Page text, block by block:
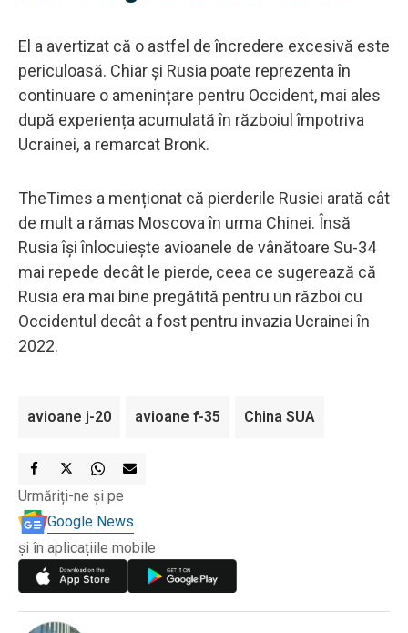
El a avertizat că o astfel de încredere excesivă este
periculoasă. Chiar și Rusia poate reprezenta în
continuare o amenințare pentru Occident, mai ales
după experiența acumulată în războiul împotriva
Ucrainei, a remarcat Bronk.
TheTimes a menționat că pierderile Rusiei arată cât
de mult a rămas Moscova în urma Chinei. Însă
Rusia își înlocuiește avioanele de vânătoare Su-34
mai repede decât le pierde, ceea ce sugerează că
Rusia era mai bine pregătită pentru un război cu
Occidentul decât a fost pentru invazia Ucrainei în
2022.
avioane j-20 avioane f-35 China SUA
Urmăriți-ne și pe
Google News
și în aplicațiile mobile